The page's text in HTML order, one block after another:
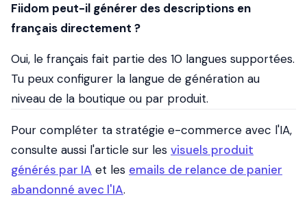
Fiidom peut-il générer des descriptions en
français directement ?
Oui, le français fait partie des 10 langues supportées.
Tu peux configurer la langue de génération au
niveau de la boutique ou par produit.
Pour compléter ta stratégie e-commerce avec l'IA,
consulte aussi l'article sur les visuels produit
générés par IA et les emails de relance de panier
abandonné avec l'IA.